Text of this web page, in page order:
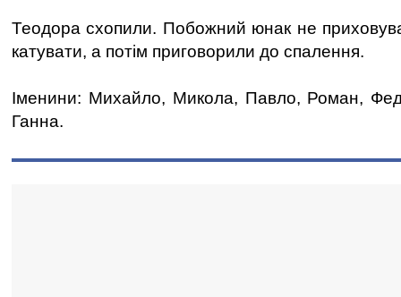
Теодора схопили. Побожний юнак не
катувати, а потім приговорили до спалення.
Іменини: Михайло, Микола, Павло, Роман,
Ганна.